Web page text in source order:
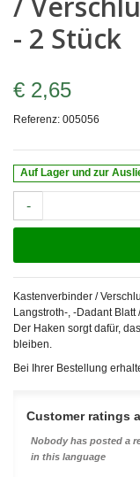
- 2 Stück
€ 2,65
Referenz: 005056
Auf Lager und zur
-
Kastenverbinder /
Langstroth-, -Dadant
Der Haken sorgt dafür,
bleiben.
Bei Ihrer Bestellung
Customer ratings
Nobody has posted a
in this language